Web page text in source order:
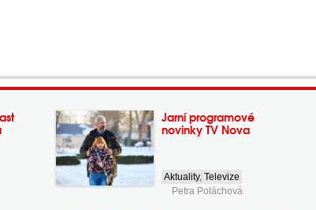
Jarní programové
novinky TV Nova
Aktuality,Televize
Petra Poláchová